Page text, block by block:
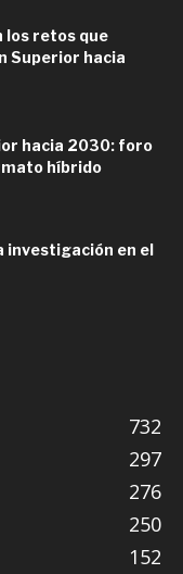
los retos que
Superior hacia
hacia 2030: foro
híbrido
investigación en el
732
297
276
250
152